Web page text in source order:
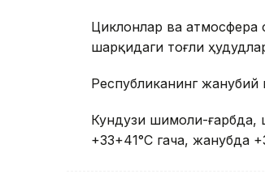
Циклонлар ва атмосфера
шарқидаги тоғли
Республиканинг
Кундузи шимоли-ғарбда,
+33+41°С гача, жанубда